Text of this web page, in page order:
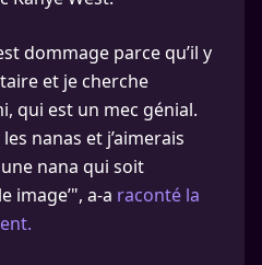
dommage parce qu’il y
et je cherche
qui est un mec génial.
nanas et j’aimerais
une nana qui soit
image’", a-a raconté la